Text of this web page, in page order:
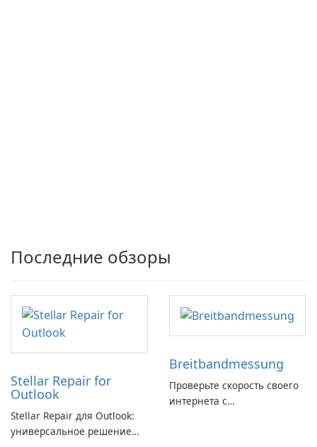
Последние обзоры
Stellar Repair for
Outlook
Stellar Repair для Outlook:
универсальное решение
Breitbandmessung
Проверьте скорость своего
интернета с